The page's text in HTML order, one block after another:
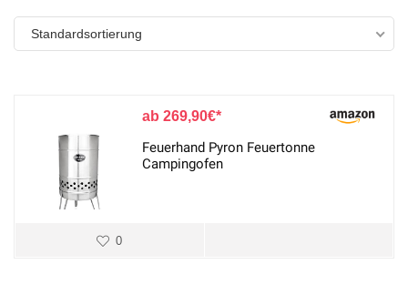
Standardsortierung
269,90€
Feuerhand Pyron Feuertonne
Campingofen
0